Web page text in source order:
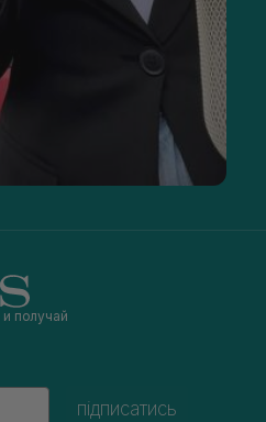
и получай
підписатись